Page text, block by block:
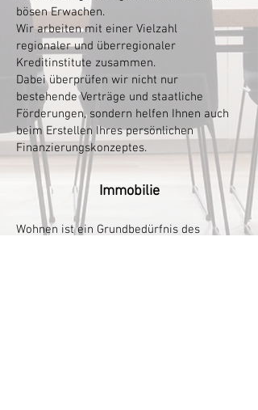
bösen Erwachen.
Wir arbeiten mit einer Vielzahl
regionaler und überregionaler
Kreditinstitute zusammen.
Dabei überprüfen wir nicht nur
bestehende Verträge und staatliche
Förderungen, sondern helfen Ihnen auch
beim Erstellen Ihres persönlichen
Finanzierungskonzeptes.
Immobilie
Wohnen ist ein Grundbedürfnis des